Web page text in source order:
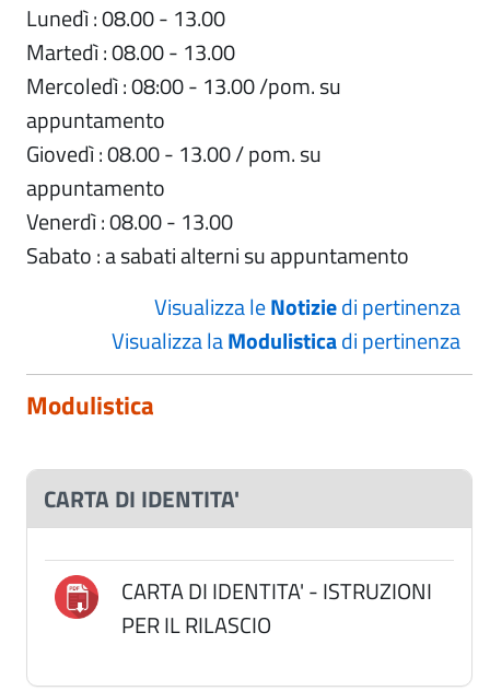
Lunedì : 08.00 - 13.00
Martedì : 08.00 - 13.00
Mercoledì : 08:00 - 13.00 /pom. su
appuntamento
Giovedì : 08.00 - 13.00 / pom. su
appuntamento
Venerdì : 08.00 - 13.00
Sabato : a sabati alterni su appuntamento
Visualizza leNotiziedi pertinenza
Visualizza laModulisticadi pertinenza
Modulistica
CARTA DI IDENTITA'
CARTA DI IDENTITA' - ISTRUZIONI
PER IL RILASCIO